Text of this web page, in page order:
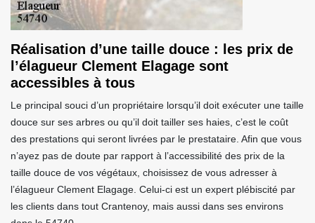
Réalisation d’une taille douce : les prix de
l’élagueur Clement Elagage sont
accessibles à tous
Le principal souci d’un propriétaire lorsqu’il doit exécuter une taille
douce sur ses arbres ou qu’il doit tailler ses haies, c’est le coût
des prestations qui seront livrées par le prestataire. Afin que vous
n’ayez pas de doute par rapport à l’accessibilité des prix de la
taille douce de vos végétaux, choisissez de vous adresser à
l’élagueur Clement Elagage. Celui-ci est un expert plébiscité par
les clients dans tout Crantenoy, mais aussi dans ses environs